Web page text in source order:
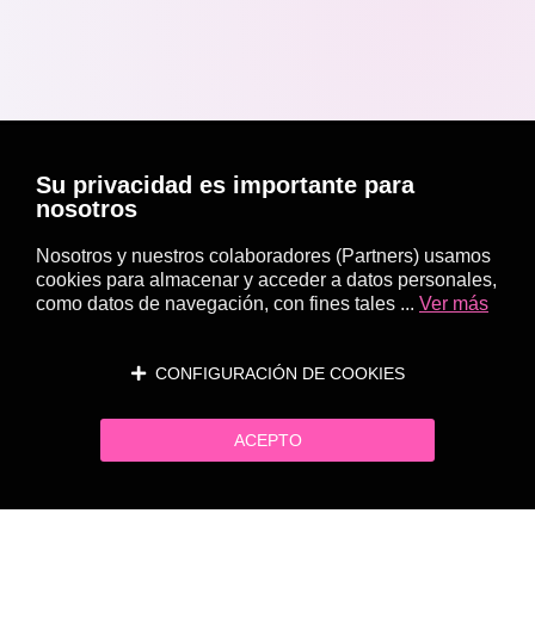
Su privacidad es importante para
nosotros
Nosotros y nuestros colaboradores (Partners) usamos
cookies para almacenar y acceder a datos personales,
como datos de navegación, con fines tales ... Ver más
CONFIGURACIÓN DE COOKIES
ACEPTO